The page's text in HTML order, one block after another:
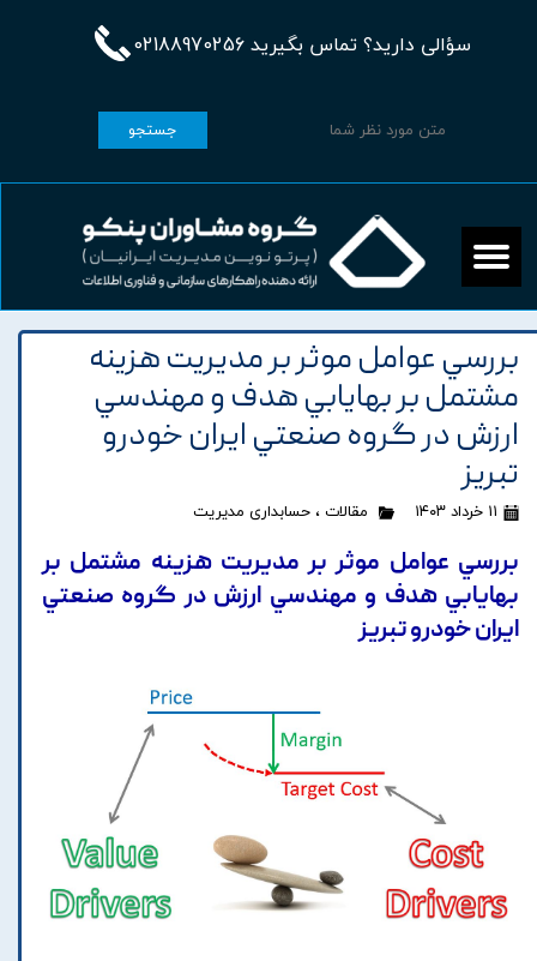
سؤالی دارید؟ تماس بگیرید 02188970256
جستجو
بررسي عوامل موثر بر مديريت هزينه
مشتمل بر بهايابي هدف و مهندسي
ارزش در گروه صنعتي ايران خودرو
تبريز
۱۱ خرداد ۱۴۰۳ مقالات ، حسابداری مدیریت
بررسي عوامل موثر بر مديريت هزينه مشتمل بر
بهايابي هدف و مهندسي ارزش در گروه صنعتي
ايران خودرو تبريز